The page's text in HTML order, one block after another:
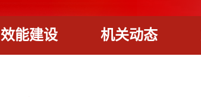
效能建设 机关动态